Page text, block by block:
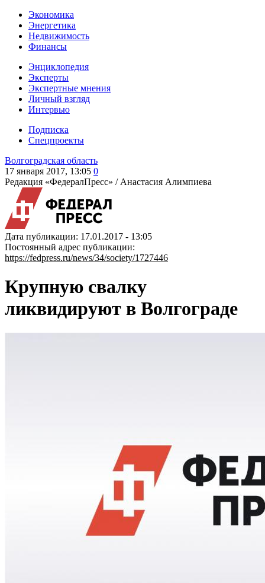
Экономика
Энергетика
Недвижимость
Финансы
Энциклопедия
Эксперты
Экспертные мнения
Личный взгляд
Интервью
Подписка
Спецпроекты
Волгоградская область
17 января 2017, 13:05 0
Редакция «ФедералПресс» / Анастасия Алимпиева
Дата публикации: 17.01.2017 - 13:05
Постоянный адрес публикации:
https://fedpress.ru/news/34/society/1727446
Крупную свалку
ликвидируют в Волгограде